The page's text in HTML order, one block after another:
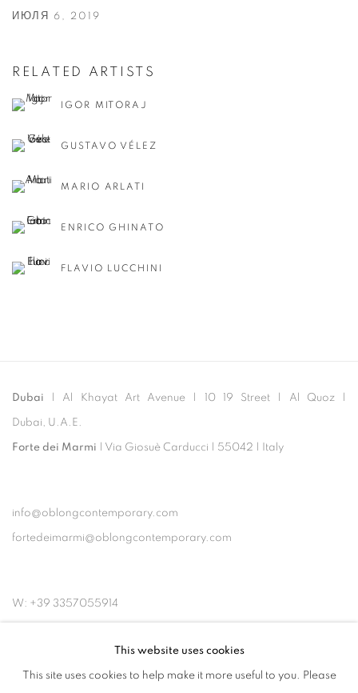
ИЮЛЯ 6, 2019
RELATED ARTISTS
IGOR MITORAJ
GUSTAVO VÉLEZ
MARIO ARLATI
ENRICO GHINATO
FLAVIO LUCCHINI
Dubai | Al Khayat Art Avenue 10 19 Street Al Quoz
Dubai, U.A.E.
Forte dei Marmi | Via Giosuè Carducci | 55042 | Italy
info@oblongcontemporary.com
fortedeimarmi@oblongcontemporary.com
W: +39 3357055914
This website uses cookies
This site uses cookies to help make it more useful to you. Please